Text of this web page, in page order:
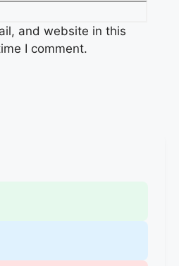
and website in this
I comment.